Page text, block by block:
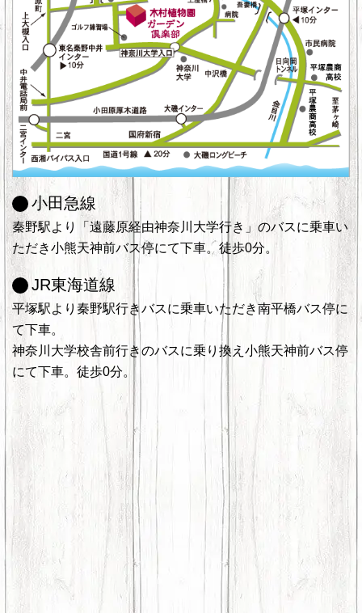
小田急線
秦野駅より「遠藤原経由神奈川大学行き」のバスに乗車い
ただき小熊天神前バス停にて下車。徒歩0分。
JR東海道線
平塚駅より秦野駅行きバスに乗車いただき南平橋バス停に
て下車。
神奈川大学校舎前行きのバスに乗り換え小熊天神前バス停
にて下車。徒歩0分。